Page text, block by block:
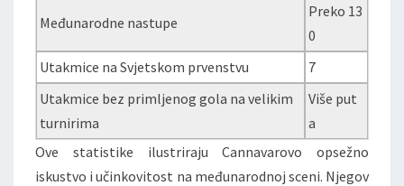
Međunarodne nastupe
Preko 13
0
Utakmice na Svjetskom prvenstvu
7
Utakmice bez primljenog gola na velikim
turnirima
Više put
a
Ove statistike ilustriraju Cannavarovo opsežno
iskustvo i učinkovitost na međunarodnoj sceni. Njegov